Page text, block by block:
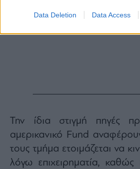
Data Deletion Data Access
Την ίδια στιγμή πηγές
αμερικανικό Fund
τους τμήμα ετοιμάζεται να
λόγω επιχειρηματία,